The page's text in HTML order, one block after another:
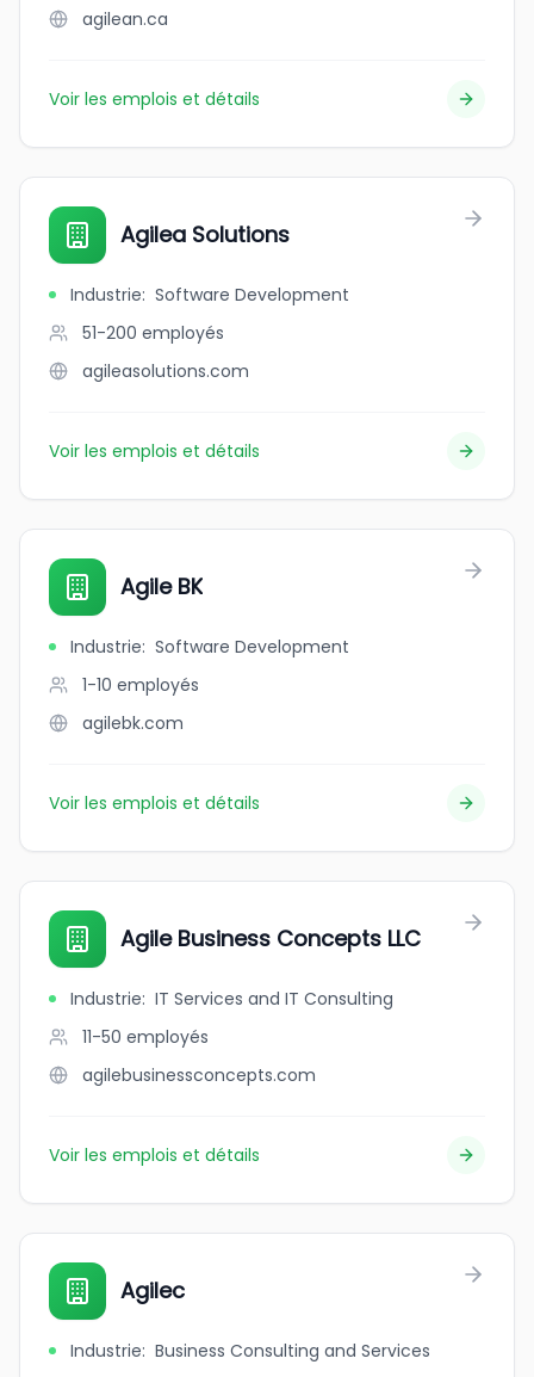
agilean.ca
Voir les emplois et détails
Agilea Solutions
Industrie: Software Development
51-200 employés
agileasolutions.com
Voir les emplois et détails
Agile BK
Industrie: Software Development
1-10 employés
agilebk.com
Voir les emplois et détails
Agile Business Concepts LLC
Industrie: IT Services and IT Consulting
11-50 employés
agilebusinessconcepts.com
Voir les emplois et détails
Agilec
Industrie: Business Consulting and Services